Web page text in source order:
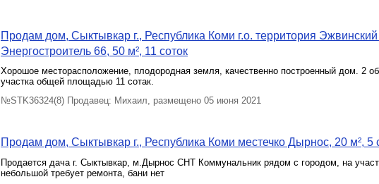
Продам дом, Сыктывкар г., Республика Коми г.о. территория
Энергостроитель 66, 50 м², 11 соток
Хорошое месторасположение, плодородная земля, качественно построенный дом. 2
участка общей площадью 11 сотак.
№STK36324(8) Продавец: Михаил, размещено 05 июня 2021
Продам дом, Сыктывкар г., Республика Коми местечко Дырнос, 20 м², 5
Продается дача г. Сыктывкар, м.Дырнос СНТ Коммунальник рядом с городом, на
небольшой требует ремонта, бани нет